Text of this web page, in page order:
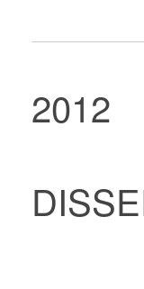
2012